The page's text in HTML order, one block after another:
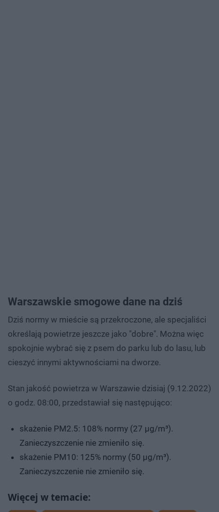
Warszawskie smogowe dane na dziś
Dziś normy w mieście są przekroczone, ale specjaliści
określają powietrze jeszcze jako "dobre". Można więc
spokojnie wybrać się z psem do parku lub do lasu, lub
cieszyć innymi aktywnościami na dworze.
Stan jakość powietrza w Warszawie dzisiaj (9.12.2022)
o godz. 08:00, przedstawiał się następująco:
skażenie PM2.5: 108% normy (27 µg/m³).
Zanieczyszczenie nie zmieniło się.
skażenie PM10: 125% normy (50 µg/m³).
Zanieczyszczenie nie zmieniło się.